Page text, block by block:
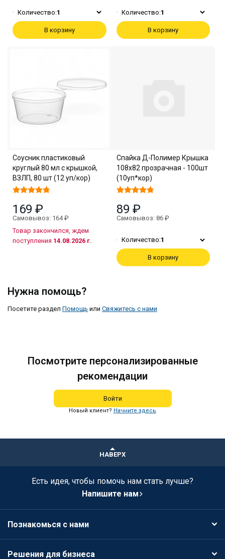
Количество:1
В корзину
Количество:1
В корзину
Соусник пластиковый
круглый 80 мл с крышкой,
ВЗЛП, 80 шт (12 уп/кор)
169 ₽
Самовывоз: 164 ₽
Товар закончился, ждем
поступления 14.08.2026 г.
Спайка Д-Полимер Крышка
108х82 прозрачная - 100шт
(10уп*кор)
89 ₽
Самовывоз: 86 ₽
Количество:1
В корзину
Нужна помощь?
Посетите раздел Помощь или Свяжитесь с нами
Посмотрите персонализированные
рекомендации
Войти
Новый клиент? Начните здесь
НАВЕРХ
Есть идея, чтобы помочь нам стать лучше?
Напишите нам
Познакомься с нами
Решения для бизнеса